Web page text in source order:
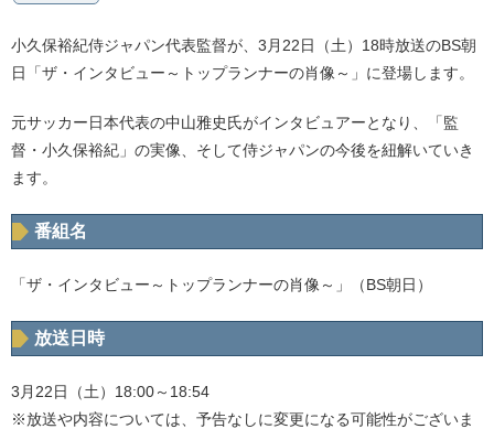
小久保裕紀侍ジャパン代表監督が、3月22日（土）18時放送のBS朝
日「ザ・インタビュー～トップランナーの肖像～」に登場します。
元サッカー日本代表の中山雅史氏がインタビュアーとなり、「監
督・小久保裕紀」の実像、そして侍ジャパンの今後を紐解いていき
ます。
番組名
「ザ・インタビュー～トップランナーの肖像～」（BS朝日）
放送日時
3月22日（土）18:00～18:54
※放送や内容については、予告なしに変更になる可能性がございま